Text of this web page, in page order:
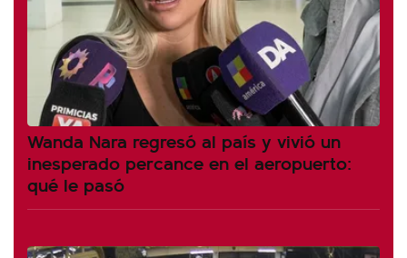
Wanda Nara regresó al país y vivió un
inesperado percance en el aeropuerto:
qué le pasó